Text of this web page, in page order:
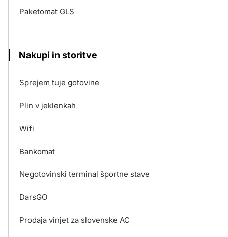
Paketomat GLS
Nakupi in storitve
Sprejem tuje gotovine
Plin v jeklenkah
Wifi
Bankomat
Negotovinski terminal športne stave
DarsGO
Prodaja vinjet za slovenske AC